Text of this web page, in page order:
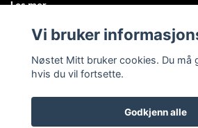
Les mer
Vi bruker
Nøstet Mitt bruker cookies. Du må
hvis du vil fortsette.
Godkjenn alle